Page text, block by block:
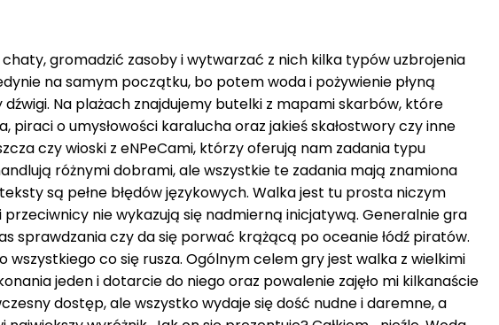
gromadzić zasoby i wytwarzać z nich kilka typów uzbrojenia
na samym początku, bo potem woda i pożywienie płyną
Na plażach znajdujemy butelki z mapami skarbów, które
o umysłowości karalucha oraz jakieś skałostwory czy inne
czy wioski z eNPeCami, którzy oferują nam zadania typu
różnymi dobrami, ale wszystkie te zadania mają znamiona
są pełne błędów językowych. Walka jest tu prosta niczym
nie wykazują się nadmierną inicjatywą. Generalnie gra
sprawdzania czy da się porwać krążącą po oceanie łódź piratów.
wszystkiego co się rusza. Ogólnym celem gry jest walka z wielkimi
jeden i dotarcie do niego oraz powalenie zajęło mi kilkanaście
dostęp, ale wszystko wydaje się dość nudne i daremne, a